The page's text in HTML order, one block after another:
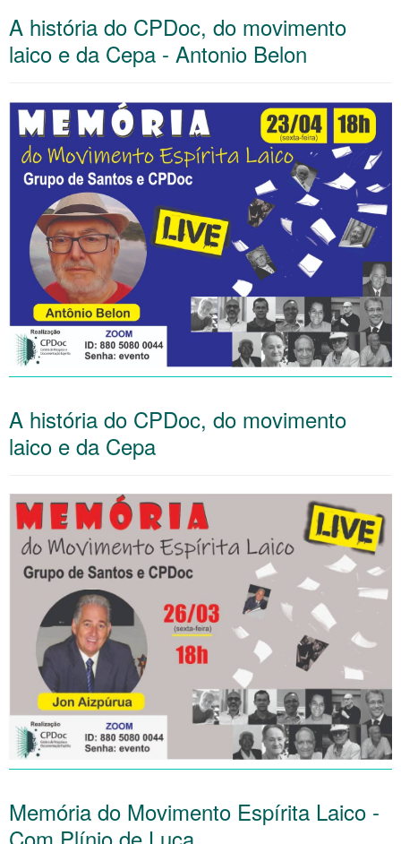
A história do CPDoc, do movimento
laico e da Cepa - Antonio Belon
A história do CPDoc, do movimento
laico e da Cepa
Memória do Movimento Espírita Laico -